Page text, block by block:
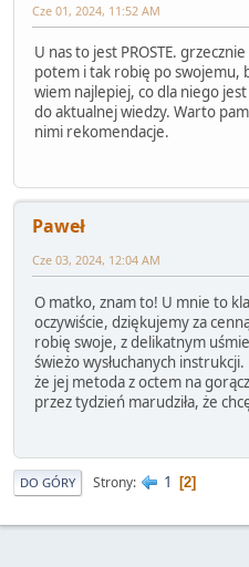
Cze 01, 2024, 11:52 AM
U nas to jest PROSTE.
potem i tak robię po swojemu,
wiem najlepiej, co dla niego
do aktualnej wiedzy. Warto
nimi rekomendacje.
Paweł
Cze 03, 2024, 12:04 AM
O matko, znam to! U mnie to
oczywiście, dziękujemy za
robię swoje, z delikatnym
świeżo wysłuchanych
że jej metoda z octem na
przez tydzień marudziła, że
DO GÓRY Strony 1 2